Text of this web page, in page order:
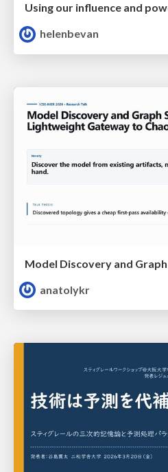
Using our influence and
helenbevan
anatolykr